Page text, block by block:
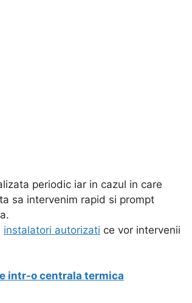
periodic iar in cazul in care
sa intervenim rapid si prompt
instalatori autorizati ce vor intervenii
intr-o centrala termica